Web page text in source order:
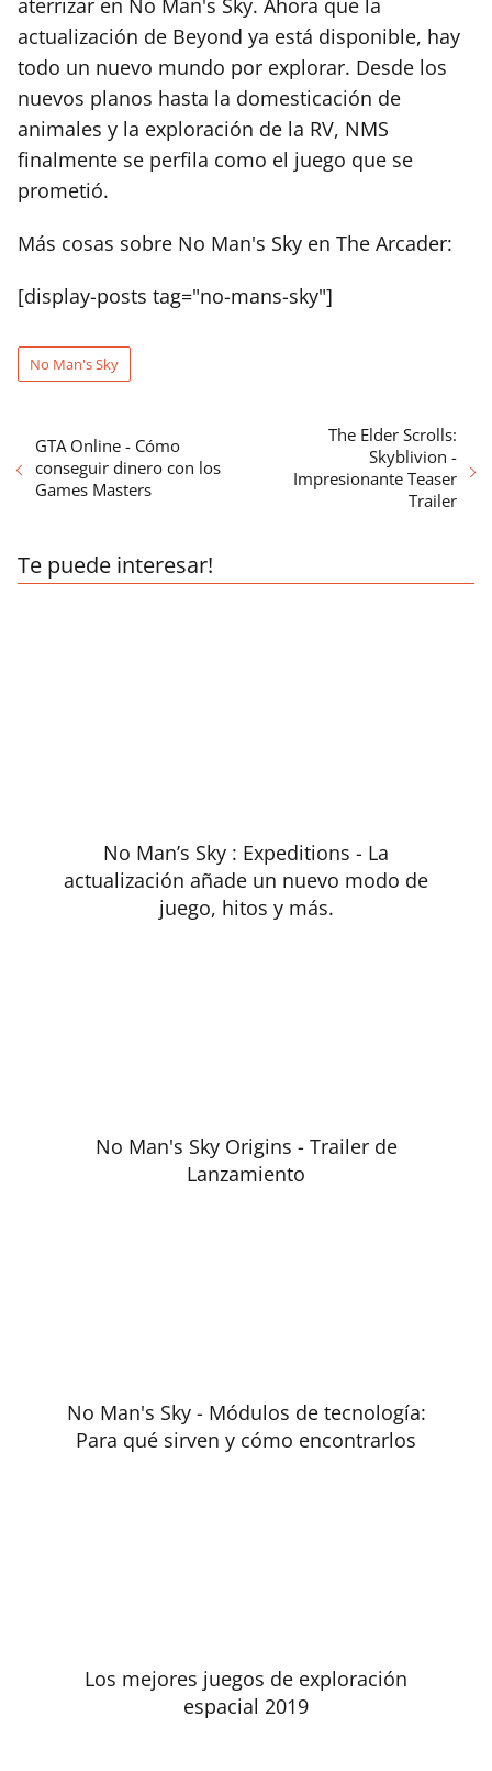
aterrizar en No Man's Sky. Ahora que la
actualización de Beyond ya está disponible, hay
todo un nuevo mundo por explorar. Desde los
nuevos planos hasta la domesticación de
animales y la exploración de la RV, NMS
finalmente se perfila como el juego que se
prometió.
Más cosas sobre No Man's Sky en The Arcader:
[display-posts tag="no-mans-sky"]
No Man's Sky
GTA Online - Cómo
conseguir dinero con los
Games Masters
The Elder Scrolls:
Skyblivion -
Impresionante Teaser
Trailer
Te puede interesar!
No Man’s Sky : Expeditions - La
actualización añade un nuevo modo de
juego, hitos y más.
No Man's Sky Origins - Trailer de
Lanzamiento
No Man's Sky - Módulos de tecnología:
Para qué sirven y cómo encontrarlos
Los mejores juegos de exploración
espacial 2019